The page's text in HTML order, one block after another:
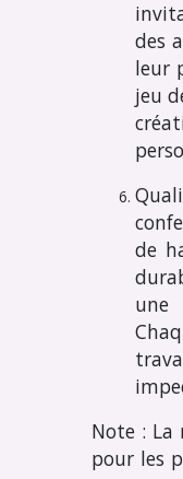
des
leur
jeu
de
Note : La
pour les